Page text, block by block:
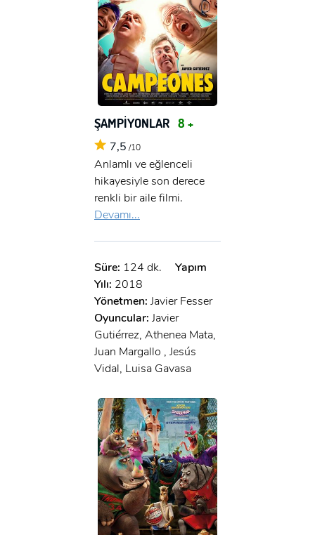
ŞAMPİYONLAR 8 +
7,5 /10
Anlamlı ve eğlenceli
hikayesiyle son derece
renkli bir aile filmi.
Devamı...
Süre: 124 dk.
Yapım
Yılı: 2018
Yönetmen: Javier Fesser
Oyuncular: Javier
Gutiérrez, Athenea Mata,
Juan Margallo , Jesús
Vidal, Luisa Gavasa